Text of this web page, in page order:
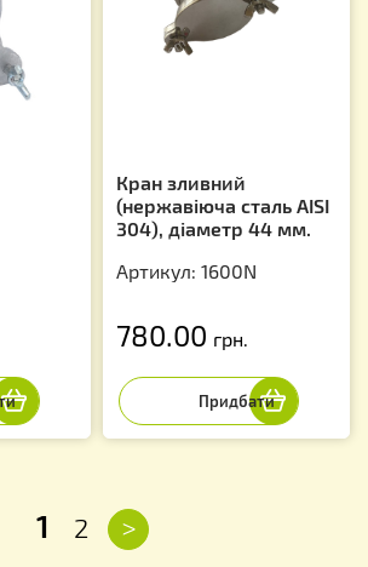
Кран зливний
(нержавіюча сталь AISI
304), діаметр 44 мм.
Артикул: 1600N
780.00 грн.
1 2 >